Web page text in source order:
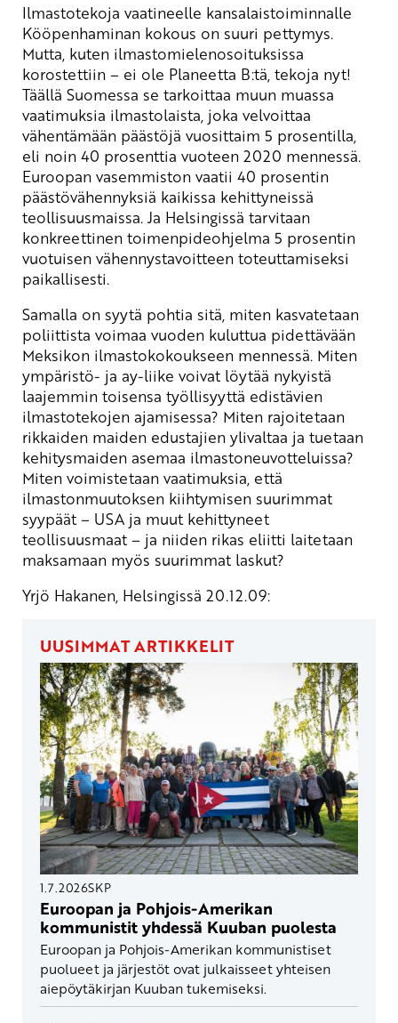
Ilmastotekoja vaatineelle kansalaistoiminnalle
Kööpenhaminan kokous on suuri pettymys.
Mutta, kuten ilmastomielenosoituksissa
korostettiin – ei ole Planeetta B:tä, tekoja nyt!
Täällä Suomessa se tarkoittaa muun muassa
vaatimuksia ilmastolaista, joka velvoittaa
vähentämään päästöjä vuosittaim 5 prosentilla,
eli noin 40 prosenttia vuoteen 2020 mennessä.
Euroopan vasemmiston vaatii 40 prosentin
päästövähennyksiä kaikissa kehittyneissä
teollisuusmaissa. Ja Helsingissä tarvitaan
konkreettinen toimenpideohjelma 5 prosentin
vuotuisen vähennystavoitteen toteuttamiseksi
paikallisesti.
Samalla on syytä pohtia sitä, miten kasvatetaan
poliittista voimaa vuoden kuluttua pidettävään
Meksikon ilmastokokoukseen mennessä. Miten
ympäristö- ja ay-liike voivat löytää nykyistä
laajemmin toisensa työllisyyttä edistävien
ilmastotekojen ajamisessa? Miten rajoitetaan
rikkaiden maiden edustajien ylivaltaa ja tuetaan
kehitysmaiden asemaa ilmastoneuvotteluissa?
Miten voimistetaan vaatimuksia, että
ilmastonmuutoksen kiihtymisen suurimmat
syypäät – USA ja muut kehittyneet
teollisuusmaat – ja niiden rikas eliitti laitetaan
maksamaan myös suurimmat laskut?
Yrjö Hakanen, Helsingissä 20.12.09:
UUSIMMAT ARTIKKELIT
1.7.2026SKP
Euroopan ja Pohjois-Amerikan
kommunistit yhdessä Kuuban puolesta
Euroopan ja Pohjois-Amerikan kommunistiset
puolueet ja järjestöt ovat julkaisseet yhteisen
aiepöytäkirjan Kuuban tukemiseksi.